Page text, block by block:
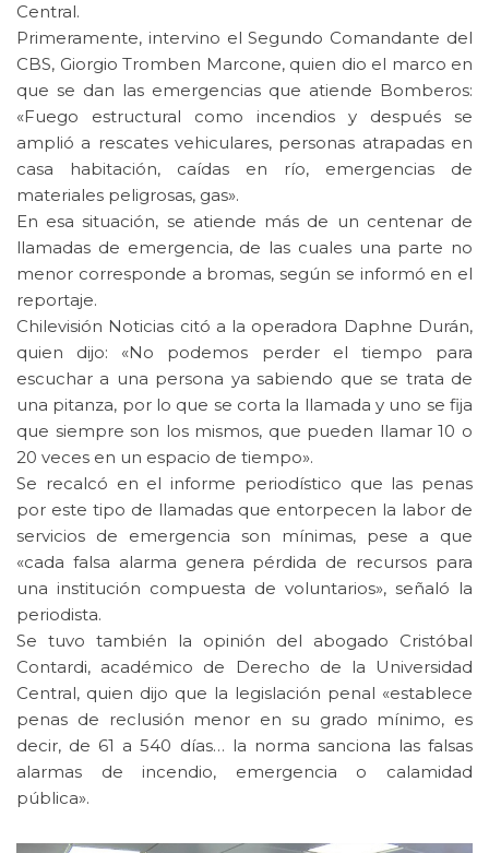
Central.
Primeramente, intervino el Segundo Comandante del
CBS, Giorgio Tromben Marcone, quien dio el marco en
que se dan las emergencias que atiende Bomberos:
«Fuego estructural como incendios y después se
amplió a rescates vehiculares, personas atrapadas en
casa habitación, caídas en río, emergencias de
materiales peligrosas, gas».
En esa situación, se atiende más de un centenar de
llamadas de emergencia, de las cuales una parte no
menor corresponde a bromas, según se informó en el
reportaje.
Chilevisión Noticias citó a la operadora Daphne Durán,
quien dijo: «No podemos perder el tiempo para
escuchar a una persona ya sabiendo que se trata de
una pitanza, por lo que se corta la llamada y uno se fija
que siempre son los mismos, que pueden llamar 10 o
20 veces en un espacio de tiempo».
Se recalcó en el informe periodístico que las penas
por este tipo de llamadas que entorpecen la labor de
servicios de emergencia son mínimas, pese a que
«cada falsa alarma genera pérdida de recursos para
una institución compuesta de voluntarios», señaló la
periodista.
Se tuvo también la opinión del abogado Cristóbal
Contardi, académico de Derecho de la Universidad
Central, quien dijo que la legislación penal «establece
penas de reclusión menor en su grado mínimo, es
decir, de 61 a 540 días… la norma sanciona las falsas
alarmas de incendio, emergencia o calamidad
pública».